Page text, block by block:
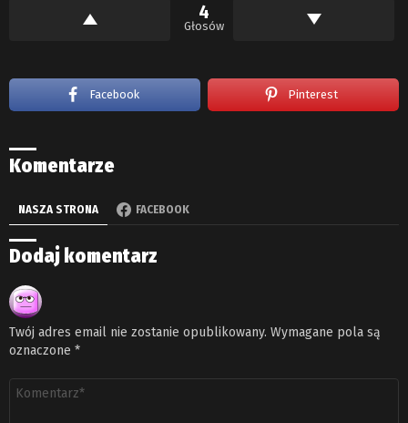
4
Głosów
Facebook Pinterest
Komentarze
NASZA STRONA FACEBOOK
Dodaj komentarz
Twój adres email nie zostanie opublikowany. Wymagane pola są
oznaczone *